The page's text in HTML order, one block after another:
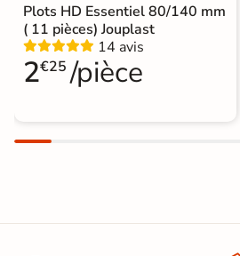
Plots HD Essentiel 80/140 mm
( 11 pièces) Jouplast
14 avis
2€25 /pièce